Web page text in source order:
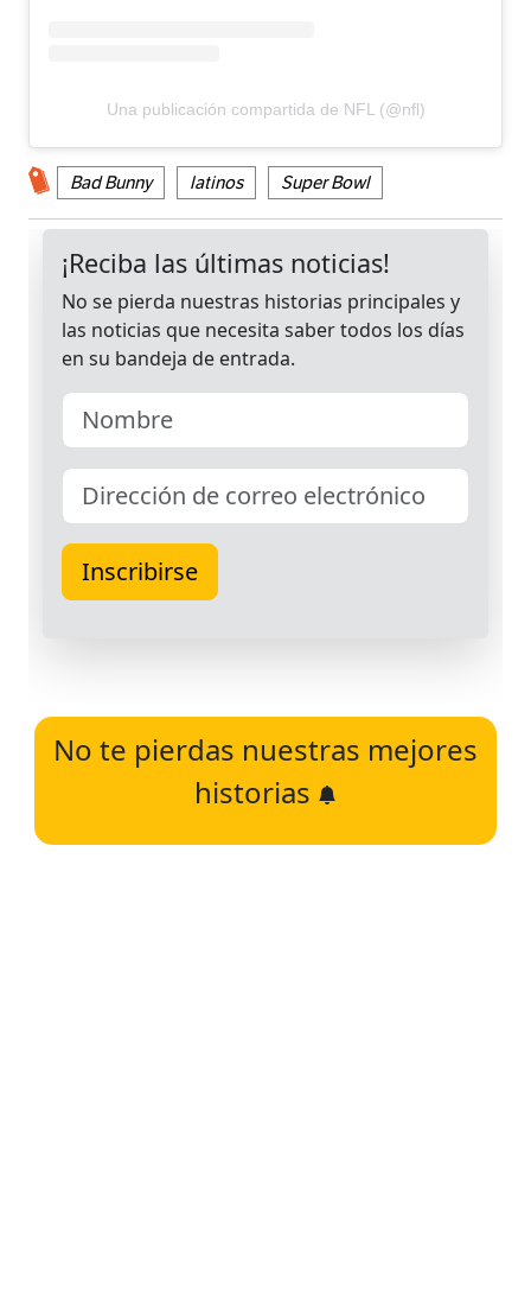
Una publicación compartida de NFL (@nfl)
Bad Bunny latinos Super Bowl
No te pierdas nuestras mejores
historias